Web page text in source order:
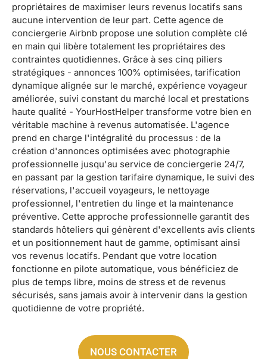
propriétaires de maximiser leurs revenus locatifs sans
aucune intervention de leur part. Cette agence de
conciergerie Airbnb propose une solution complète clé
en main qui libère totalement les propriétaires des
contraintes quotidiennes. Grâce à ses cinq piliers
stratégiques - annonces 100% optimisées, tarification
dynamique alignée sur le marché, expérience voyageur
améliorée, suivi constant du marché local et prestations
haute qualité - YourHostHelper transforme votre bien en
véritable machine à revenus automatisée. L'agence
prend en charge l'intégralité du processus : de la
création d'annonces optimisées avec photographie
professionnelle jusqu'au service de conciergerie 24/7,
en passant par la gestion tarifaire dynamique, le suivi des
réservations, l'accueil voyageurs, le nettoyage
professionnel, l'entretien du linge et la maintenance
préventive. Cette approche professionnelle garantit des
standards hôteliers qui génèrent d'excellents avis clients
et un positionnement haut de gamme, optimisant ainsi
vos revenus locatifs. Pendant que votre location
fonctionne en pilote automatique, vous bénéficiez de
plus de temps libre, moins de stress et de revenus
sécurisés, sans jamais avoir à intervenir dans la gestion
quotidienne de votre propriété.
NOUS CONTACTER